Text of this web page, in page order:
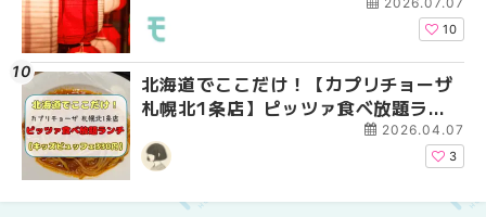
10
北海道でここだけ！【カプリチョーザ
札幌北1条店】ピッツァ食べ放題ラン
チがコスパ最強だった！【キッズビュ
ッフェ330円】 | MouLa HOKKAIDO
2026.04.07
3
札幌の麻辣湯（マーラ
め専門店9選！本場の
新店まで徹底比較 |
2026年夏 恵庭市・千
イベントまとめ |